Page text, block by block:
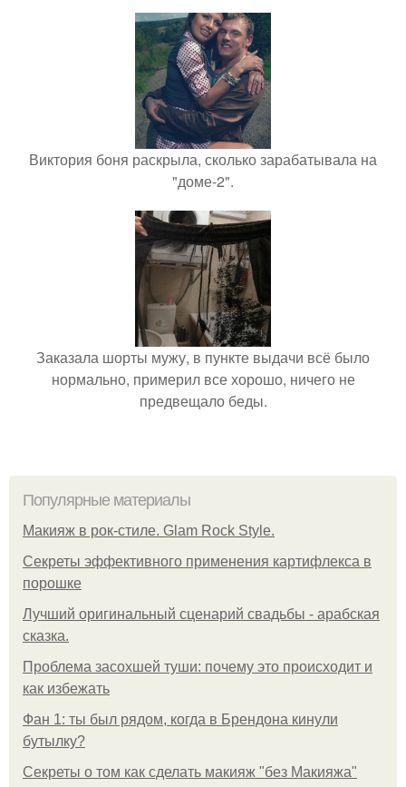
Виктория боня раскрыла, сколько зарабатывала на
"доме-2".
Заказала шорты мужу, в пункте выдачи всё было
нормально, примерил все хорошо, ничего не
предвещало беды.
Популярные материалы
Макияж в рок-стиле. Glam Rock Style.
Секреты эффективного применения картифлекса в
порошке
Лучший оригинальный сценарий свадьбы - арабская
сказка.
Проблема засохшей туши: почему это происходит и
как избежать
Фан 1: ты был рядом, когда в Брендона кинули
бутылку?
Секреты о том как сделать макияж "без Макияжа"